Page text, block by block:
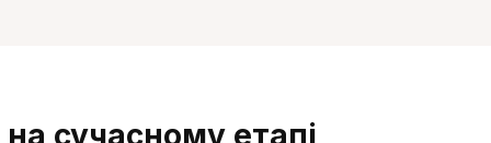
сучасному етапі